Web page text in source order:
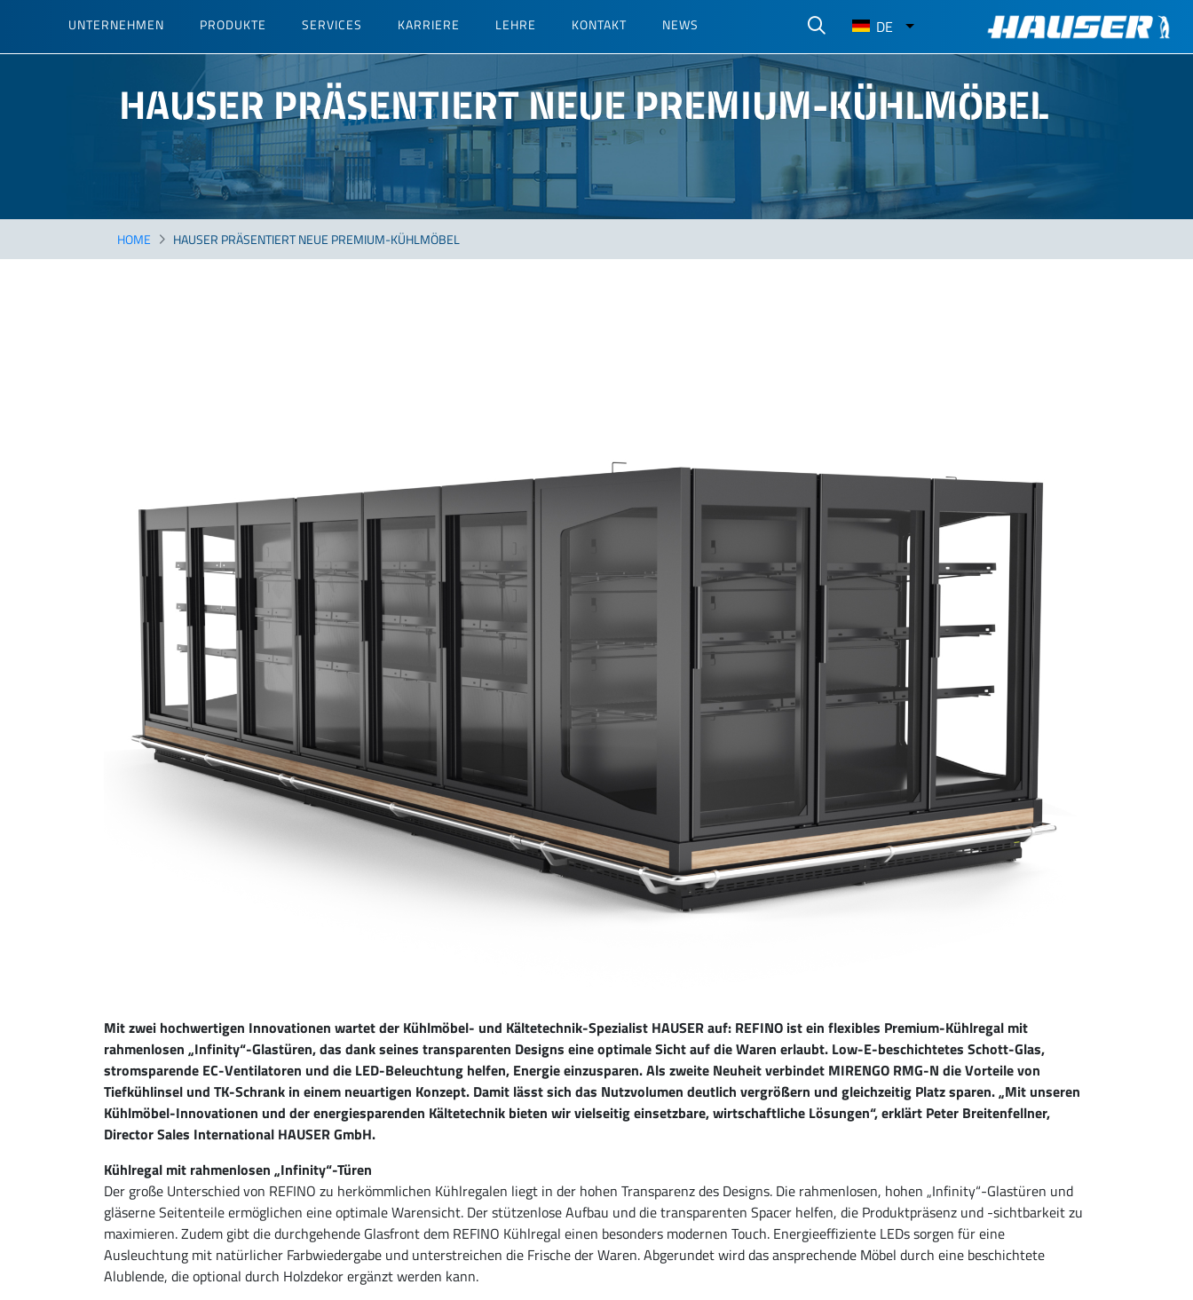
Inhalt
UNTERNEHMEN PRODUKTE SERVICES KARRIERE LEHRE KONTAKT NEWS
Select
your
language
DE
HAUSER PRÄSENTIERT NEUE PREMIUM-KÜHLMÖBEL
HOME HAUSER PRÄSENTIERT NEUE PREMIUM-KÜHLMÖBEL
Mit zwei hochwertigen Innovationen wartet der Kühlmöbel- und Kältetechnik-Spezialist HAUSER auf: REFINO ist ein flexibles Premium-Kühlregal mit
rahmenlosen „Infinity“-Glastüren, das dank seines transparenten Designs eine optimale Sicht auf die Waren erlaubt. Low-E-beschichtetes Schott-Glas,
stromsparende EC-Ventilatoren und die LED-Beleuchtung helfen, Energie einzusparen. Als zweite Neuheit verbindet MIRENGO RMG-N die Vorteile von
Tiefkühlinsel und TK-Schrank in einem neuartigen Konzept. Damit lässt sich das Nutzvolumen deutlich vergrößern und gleichzeitig Platz sparen. „Mit unseren
Kühlmöbel-Innovationen und der energiesparenden Kältetechnik bieten wir vielseitig einsetzbare, wirtschaftliche Lösungen“, erklärt Peter Breitenfellner,
Director Sales International HAUSER GmbH.
Kühlregal mit rahmenlosen „Infinity“-Türen
Der große Unterschied von REFINO zu herkömmlichen Kühlregalen liegt in der hohen Transparenz des Designs. Die rahmenlosen, hohen „Infinity“-Glastüren und
gläserne Seitenteile ermöglichen eine optimale Warensicht. Der stützenlose Aufbau und die transparenten Spacer helfen, die Produktpräsenz und -sichtbarkeit zu
maximieren. Zudem gibt die durchgehende Glasfront dem REFINO Kühlregal einen besonders modernen Touch. Energieeffiziente LEDs sorgen für eine
Ausleuchtung mit natürlicher Farbwiedergabe und unterstreichen die Frische der Waren. Abgerundet wird das ansprechende Möbel durch eine beschichtete
Alublende, die optional durch Holzdekor ergänzt werden kann.